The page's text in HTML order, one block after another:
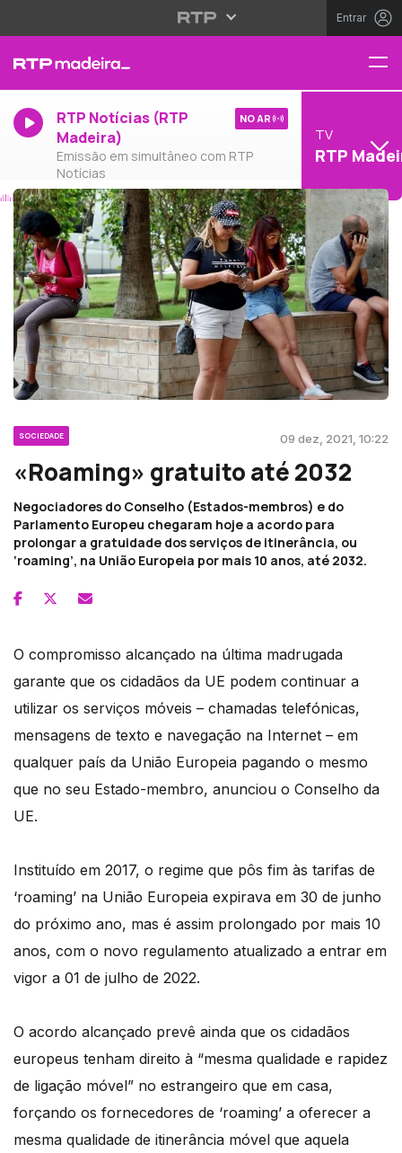
Entrar
RTP Notícias (RTP
Madeira)
Emissão em simultâneo com RTP
Notícias
NO AR
TV
RTP
SOCIEDADE 09 dez, 2021, 10:22
«Roaming» gratuito até 2032
Negociadores do Conselho (Estados-membros) e do
Parlamento Europeu chegaram hoje a acordo para
prolongar a gratuidade dos serviços de itinerância, ou
‘roaming’, na União Europeia por mais 10 anos, até 2032.
O compromisso alcançado na última madrugada
garante que os cidadãos da UE podem continuar a
utilizar os serviços móveis – chamadas telefónicas,
mensagens de texto e navegação na Internet – em
qualquer país da União Europeia pagando o mesmo
que no seu Estado-membro, anunciou o Conselho da
UE.
Instituído em 2017, o regime que pôs fim às tarifas de
‘roaming’ na União Europeia expirava em 30 de junho
do próximo ano, mas é assim prolongado por mais 10
anos, com o novo regulamento atualizado a entrar em
vigor a 01 de julho de 2022.
O acordo alcançado prevê ainda que os cidadãos
europeus tenham direito à “mesma qualidade e rapidez
de ligação móvel” no estrangeiro que em casa,
forçando os fornecedores de ‘roaming’ a oferecer a
mesma qualidade de itinerância móvel que aquela